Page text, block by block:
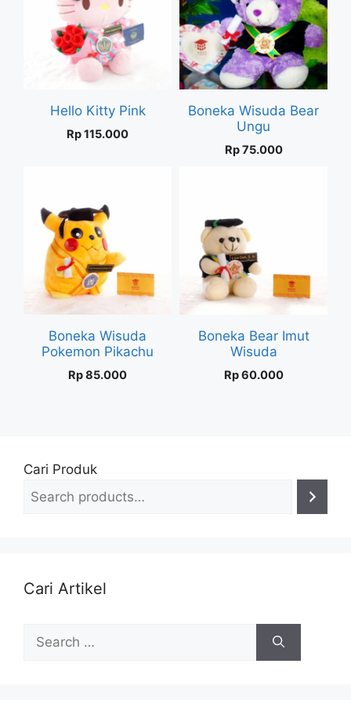
Hello Kitty Pink
Rp115.000
Boneka Wisuda Bear
Ungu
Rp75.000
Boneka Wisuda
Pokemon Pikachu
Rp85.000
Boneka Bear Imut
Wisuda
Rp60.000
Cari Produk
Cari Artikel
for: